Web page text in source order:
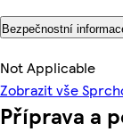
Bezpečnostní
Not Applicable
Zobrazit vše
Příprava a